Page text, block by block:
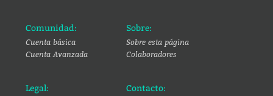
Comunidad:
Cuenta básica
Cuenta Avanzada
Sobre:
Sobre esta página
Colaboradores
Legal: Contacto: